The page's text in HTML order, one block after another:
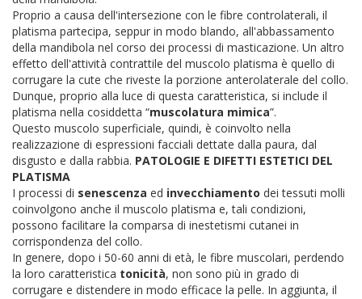
Proprio a causa dell'intersezione con le fibre controlaterali, il
platisma partecipa, seppur in modo blando, all'abbassamento
della mandibola nel corso dei processi di masticazione. Un altro
effetto dell'attività contrattile del muscolo platisma è quello di
corrugare la cute che riveste la porzione anterolaterale del collo.
Dunque, proprio alla luce di questa caratteristica, si include il
platisma nella cosiddetta “muscolatura mimica”.
Questo muscolo superficiale, quindi, è coinvolto nella
realizzazione di espressioni facciali dettate dalla paura, dal
disgusto e dalla rabbia. PATOLOGIE E DIFETTI ESTETICI DEL
PLATISMA
I processi di senescenza ed invecchiamento dei tessuti molli
coinvolgono anche il muscolo platisma e, tali condizioni,
possono facilitare la comparsa di inestetismi cutanei in
corrispondenza del collo.
In genere, dopo i 50-60 anni di età, le fibre muscolari, perdendo
la loro caratteristica tonicità, non sono più in grado di
corrugare e distendere in modo efficace la pelle. In aggiunta, il